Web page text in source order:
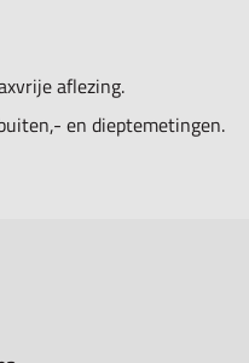
aflezing.
en dieptemetingen.